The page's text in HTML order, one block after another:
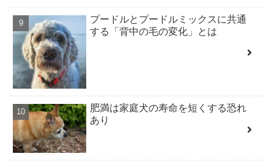
プードルとプードルミックスに共通
する「背中の毛の変化」とは
肥満は家庭犬の寿命を短くする恐れ
あり